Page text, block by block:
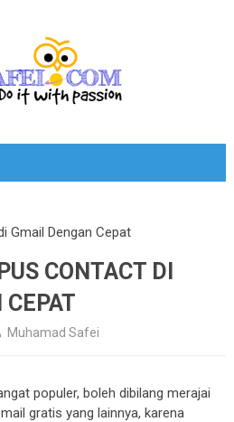
Gmail Dengan Cepat
CONTACT DI
Muhamad Safei
populer, boleh dibilang merajai
gratis yang lainnya, karena